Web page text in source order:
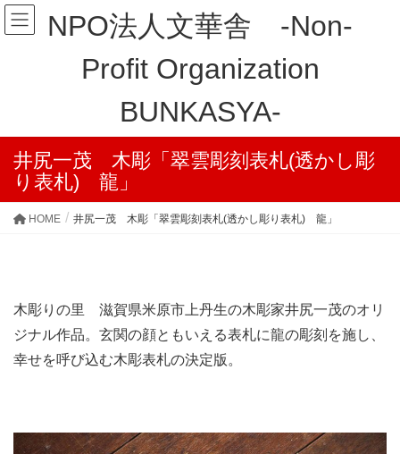
NPO法人文華舎 -Non-
Profit Organization
BUNKASYA-
井尻一茂 木彫「翠雲彫刻表札(透かし彫
り表札) 龍」
HOME 井尻一茂 木彫「翠雲彫刻表札(透かし彫り表札) 龍」
木彫りの里 滋賀県米原市上丹生の木彫家井尻一茂のオリ
ジナル作品。玄関の顔ともいえる表札に龍の彫刻を施し、
幸せを呼び込む木彫表札の決定版。